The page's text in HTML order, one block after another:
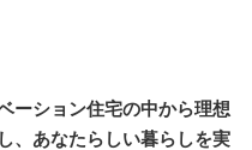
ーション住宅の中から理想
、あなたらしい暮らしを実